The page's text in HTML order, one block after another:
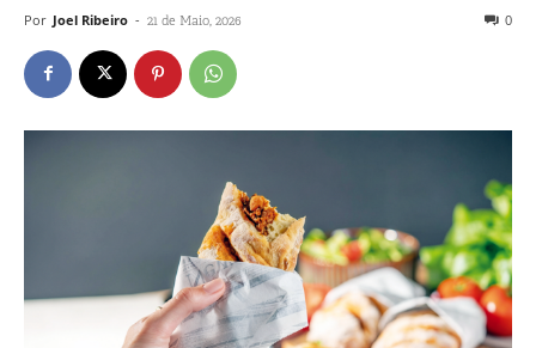
Por Joel Ribeiro - 21 de Maio, 2026 0